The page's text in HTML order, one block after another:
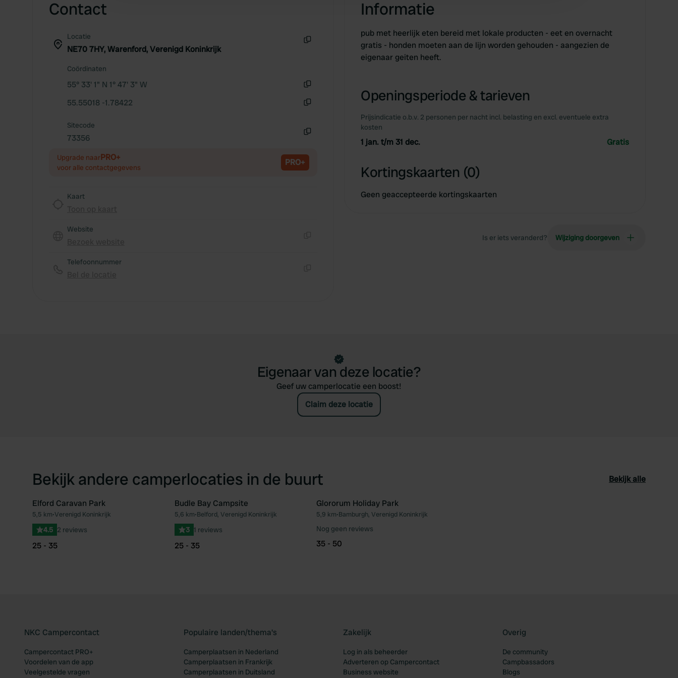
Contact
Locatie
NE70 7HY, Warenford, Verenigd Koninkrijk
Coördinaten
55° 33' 1" N 1° 47' 3" W
55.55018 -1.78422
Sitecode
73356
Upgrade naarPRO+
voor alle contactgegevens PRO+
Kaart
Website
Telefoonnummer
Informatie
pub met heerlijk eten bereid met lokale producten - eet en overnacht
gratis - honden moeten aan de lijn worden gehouden - aangezien de
eigenaar geiten heeft.
Openingsperiode & tarieven
Prijsindicatie o.b.v. 2 personen per nacht incl. belasting en excl. eventuele extra
kosten
1 jan. t/m 31 dec. Gratis
Kortingskaarten (0)
Geen geaccepteerde kortingskaarten
Is er iets veranderd? Wijziging doorgeven
Eigenaar van deze locatie?
Geef uw camperlocatie een boost!
Claim deze locatie
Bekijk andere camperlocaties in de buurt Bekijk alle
Favoriet
Elford Caravan Park
5,5 km•Verenigd Koninkrijk
4.5 2 reviews
25 - 35
Favoriet
Budle Bay Campsite
5,6 km•Belford, Verenigd Koninkrijk
3 1 reviews
25 - 35
Glororum Holiday Park
5,9 km•Bamburgh, Verenigd Koninkrijk
Nog geen reviews
35 - 50
NKC Campercontact
Campercontact PRO+
Voordelen van de app
Veelgestelde vragen
Populaire landen/thema's
Camperplaatsen in Nederland
Camperplaatsen in Frankrijk
Camperplaatsen in Duitsland
Zakelijk
Log in als beheerder
Adverteren op Campercontact
Business website
Overig
De community
Campbassadors
Blogs